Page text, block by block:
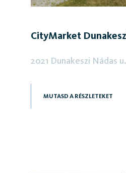
CityMarket
2021 Dunakeszi Nádas
MUTASD A RÉSZLETEKET